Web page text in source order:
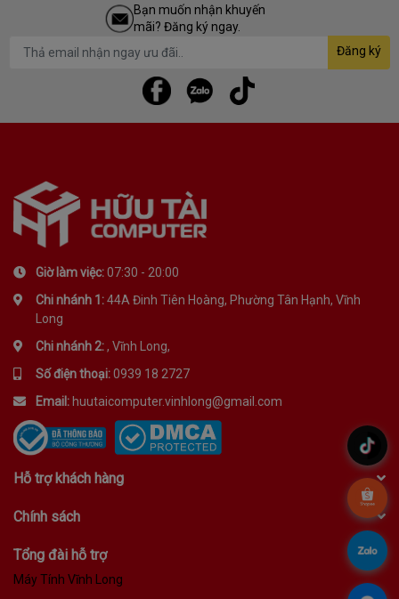
Bạn muốn nhận khuyến
mãi? Đăng ký ngay.
Đăng ký
Giờ làm việc:07:30 - 20:00
Chi nhánh 1:44A Đinh Tiên Hoàng, Phường Tân Hạnh, Vĩnh
Long
Chi nhánh 2:, Vĩnh Long,
Số điện thoại:0939 18 2727
Email: huutaicomputer.vinhlong@gmail.com
Hỗ trợ khách hàng
Chính sách
Tổng đài hỗ trợ
Máy Tính Vĩnh Long
.
.
.